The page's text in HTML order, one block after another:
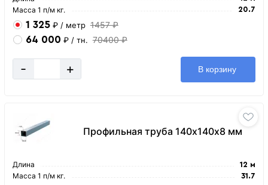
Масса 1 п/м кг. 20.7
1 325 ₽ / метр 1457 ₽
64 000 ₽ / тн. 70400 ₽
- + В корзину
Профильная труба 140х140х8 мм
Длина 12 м
Масса 1 п/м кг. 31.7